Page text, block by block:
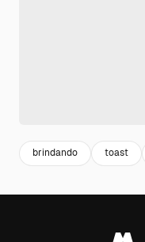
brindando toast